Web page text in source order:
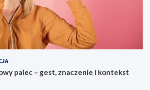
palec – gest, znaczenie i kontekst